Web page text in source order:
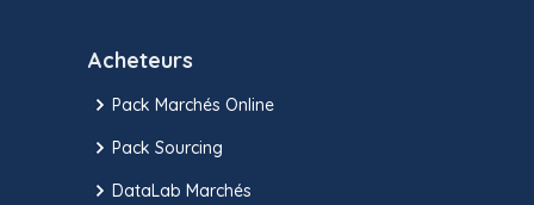
Acheteurs
Pack Marchés Online
Pack Sourcing
DataLab Marchés